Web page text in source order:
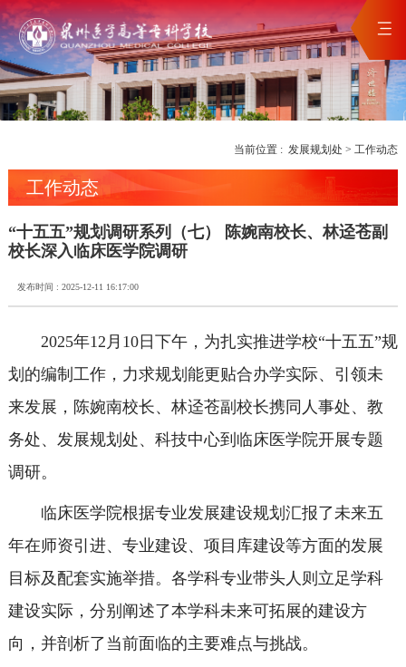
当前位置 :发展规划处 >工作动态
工作动态
“十五五”规划调研系列（七） 陈婉南校长、林迳苍副
校长深入临床医学院调研
发布时间 : 2025-12-11 16:17:00
2025年12月10日下午，为扎实推进学校“十五五”规
划的编制工作，力求规划能更贴合办学实际、引领未
来发展，陈婉南校长、林迳苍副校长携同人事处、教
务处、发展规划处、科技中心到临床医学院开展专题
调研。
临床医学院根据专业发展建设规划汇报了未来五
年在师资引进、专业建设、项目库建设等方面的发展
目标及配套实施举措。各学科专业带头人则立足学科
建设实际，分别阐述了本学科未来可拓展的建设方
向，并剖析了当前面临的主要难点与挑战。